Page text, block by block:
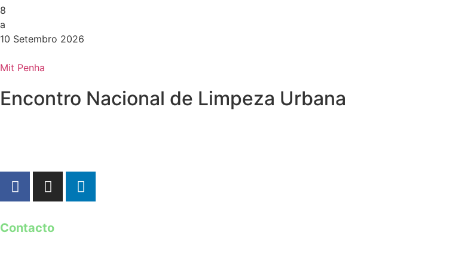
8
a
10 Setembro 2026
Mit Penha
Encontro Nacional de Limpeza Urbana
Contacto